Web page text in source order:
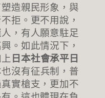
造親民形象，與
拒。更不用說，
，有人願意駐足
。如此情況下，
日本社會承平日
沒有征兵制，普
實槍支，更加不